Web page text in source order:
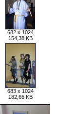
682 x 1024
154,38 KB
683 x 1024
182,65 KB